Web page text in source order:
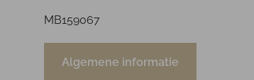
MB159067
Algemene informatie